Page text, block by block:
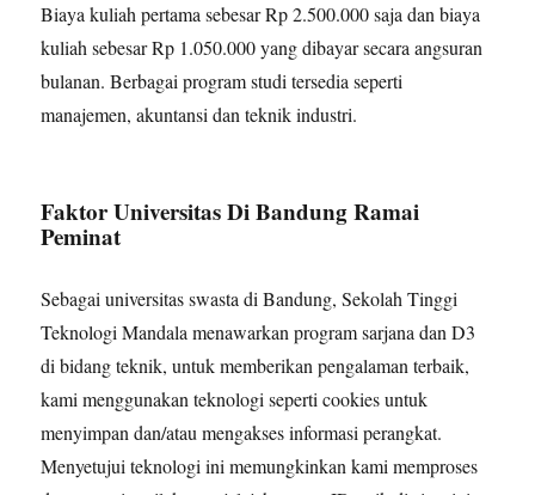
Biaya kuliah pertama sebesar Rp 2.500.000 saja dan biaya
kuliah sebesar Rp 1.050.000 yang dibayar secara angsuran
bulanan. Berbagai program studi tersedia seperti
manajemen, akuntansi dan teknik industri.
Faktor Universitas Di Bandung Ramai
Peminat
Sebagai universitas swasta di Bandung, Sekolah Tinggi
Teknologi Mandala menawarkan program sarjana dan D3
di bidang teknik, untuk memberikan pengalaman terbaik,
kami menggunakan teknologi seperti cookies untuk
menyimpan dan/atau mengakses informasi perangkat.
Menyetujui teknologi ini memungkinkan kami memproses